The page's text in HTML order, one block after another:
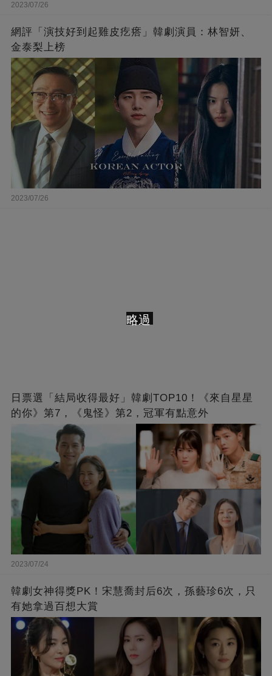
2023/07/26
網評「演技好到起雞皮疙瘩」韓劇演員：林智妍、
金泰梨上榜
2023/07/26
日票選「結局收得最好」韓劇TOP10！《來自星星
的你》第7，《鬼怪》第2，冠軍有點意外
2023/07/24
韓劇女神得獎PK！宋慧喬封后6次，孫藝珍6次，只
有她拿過百想大賞
略過